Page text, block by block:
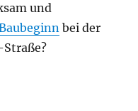
und
bei der